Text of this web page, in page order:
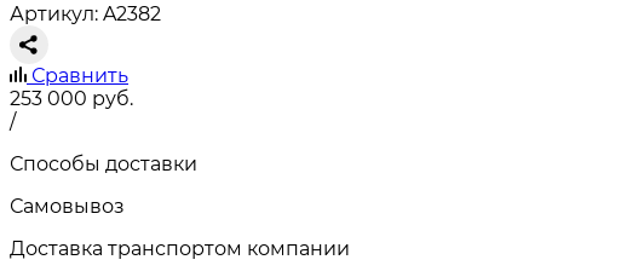
Артикул: A2382
Сравнить
253 000 руб.
/
Способы доставки
Самовывоз
Доставка транспортом компании